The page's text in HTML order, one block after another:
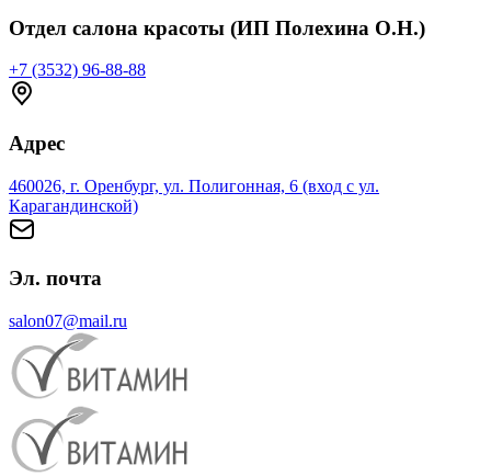
Отдел салона красоты (ИП Полехина О.Н.)
+7 (3532) 96-88-88
Адрес
460026, г. Оренбург, ул. Полигонная, 6 (вход с ул.
Карагандинской)
Эл. почта
salon07@mail.ru